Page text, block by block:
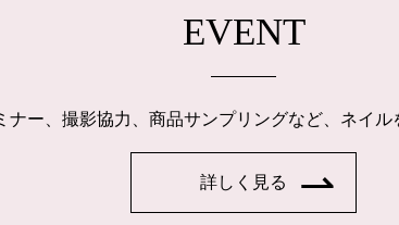
EVENT
ー、撮影協力、商品サンプリングなど、ネイル
詳しく見る